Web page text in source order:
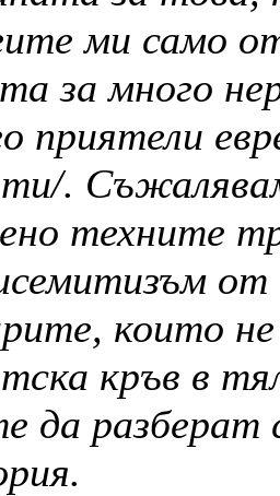
ми само
за много
приятели
.
техните
които
кръв в
да разберат